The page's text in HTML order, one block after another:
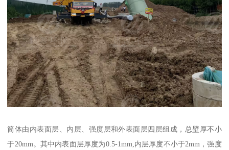
筒体由内表面层、内层、强度层和外表面层四层组成，总壁厚不小
于20mm。其中内表面层厚度为0.5-1mm,内层厚度不小于2mm，强度